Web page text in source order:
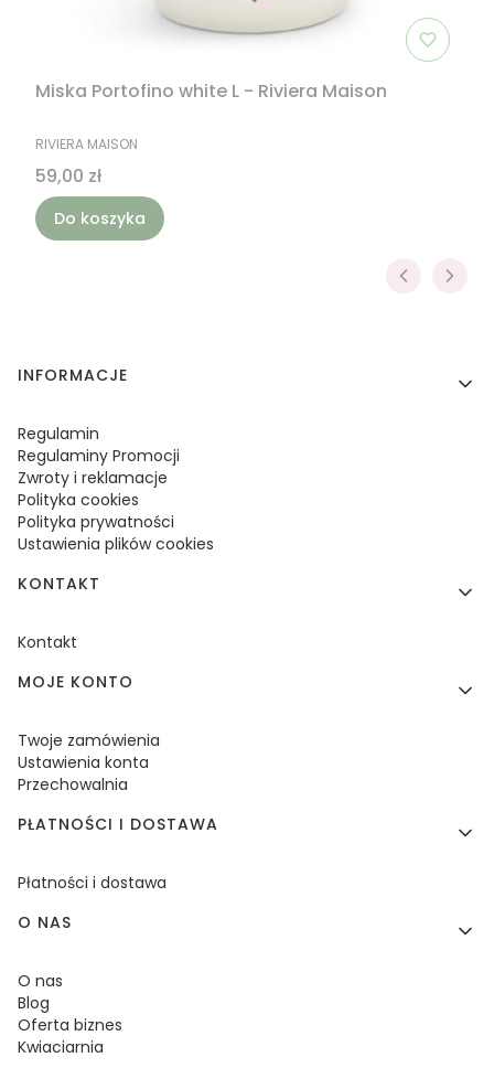
Miska Portofino white L - Riviera Maison
PRODUCENT
RIVIERA MAISON
Cena
59,00 zł
Do koszyka
Linki w stopce
INFORMACJE
Regulamin
Regulaminy Promocji
Zwroty i reklamacje
Polityka cookies
Polityka prywatności
Ustawienia plików cookies
KONTAKT
Kontakt
MOJE KONTO
Twoje zamówienia
Ustawienia konta
Przechowalnia
PŁATNOŚCI I DOSTAWA
Płatności i dostawa
O NAS
O nas
Blog
Oferta biznes
Kwiaciarnia